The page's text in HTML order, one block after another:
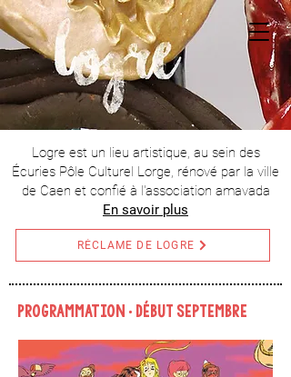
RÉCLAME DE LOGRE
Logre est un lieu artistique, au sein des
Écuries Pôle Culturel Lorge, rénové par la ville
de Caen et confié à l'association amavada
En savoir plus
PROGRAMMATION • début septembre